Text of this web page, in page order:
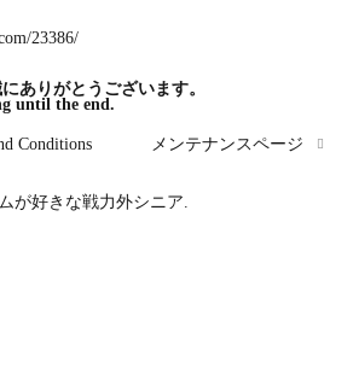
23386/
ありがとうございます。
until the end.
Conditions メンテナンスページ
が好きな戦力外シニア.